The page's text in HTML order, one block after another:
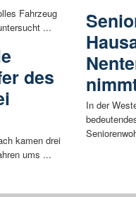
Fahrzeug
...
des
kamen drei
ums ...
In der